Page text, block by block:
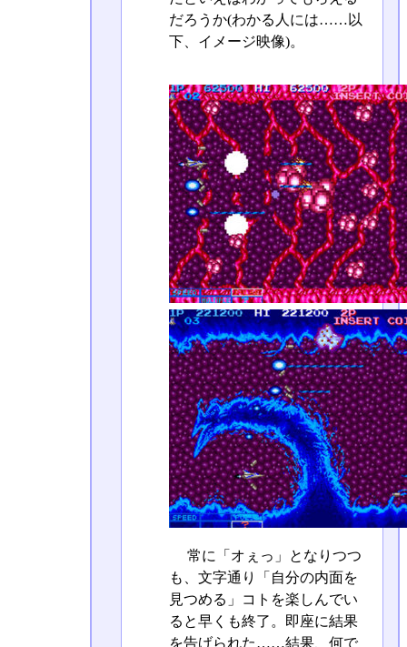
だろうか(わかる人には……以
下、イメージ映像)。
常に「オぇっ」となりつつ
も、文字通り「自分の内面を
見つめる」コトを楽しんでい
ると早くも終了。即座に結果
を告げられた……結果、何で